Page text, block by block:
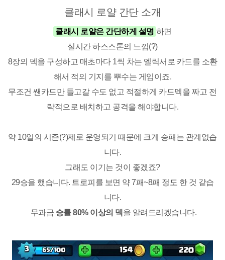
클래시 로얄 간단 소개
클래시 로얄은 간단하게 설명 하면
실시간 하스스톤의 느낌(?)
8장의 덱을 구성하고 매초마다 1씩 차는 엘릭서로 카드를 소환
해서 적의 기지를 뿌수는 게임이죠.
무조건 쌘카드만 들고갈 수도 없고 적절하게 카드덱을 짜고 전
략적으로 배치하고 공격을 해야합니다.
약 10일의 시즌(?)제로 운영되기 때문에 크게 승패는 관계없습
니다.
그래도 이기는 것이 좋겠죠?
29승을 했습니다. 트로피를 보면 약 7패~8패 정도 한 것 같습
니다.
무과금 승률 80% 이상의 덱 을 알려드리겠습니다.